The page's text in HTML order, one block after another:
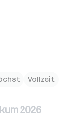
Vollzeit
2026